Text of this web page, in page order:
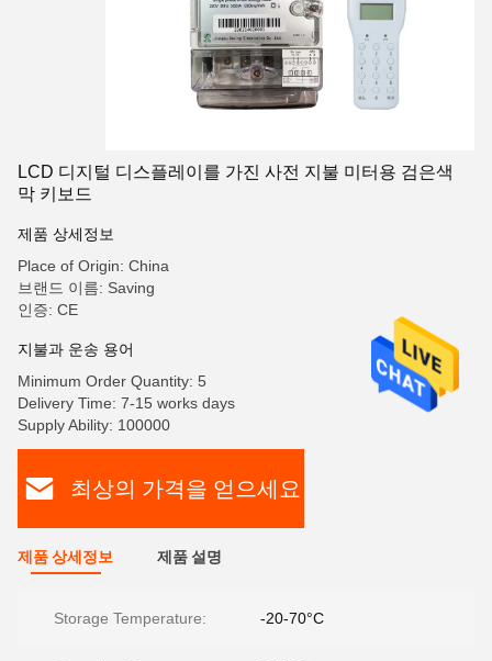
LCD 디지털 디스플레이를 가진 사전 지불 미터용 검은색
막 키보드
제품 상세정보
Place of Origin: China
브랜드 이름: Saving
인증: CE
지불과 운송 용어
Minimum Order Quantity: 5
Delivery Time: 7-15 works days
Supply Ability: 100000
최상의 가격을 얻으세요
제품 상세정보 제품 설명
Storage Temperature: -20-70°C